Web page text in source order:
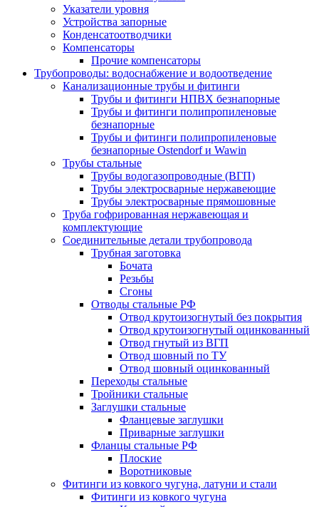
Указатели уровня
Устройства запорные
Конденсатоотводчики
Компенсаторы
Прочие компенсаторы
Трубопроводы: водоснабжение и водоотведение
Канализационные трубы и фитинги
Трубы и фитинги НПВХ безнапорные
Трубы и фитинги полипропиленовые
безнапорные
Трубы и фитинги полипропиленовые
безнапорные Ostendorf и Wawin
Трубы стальные
Трубы водогазопроводные (ВГП)
Трубы электросварные нержавеющие
Трубы электросварные прямошовные
Труба гофрированная нержавеющая и
комплектующие
Соединительные детали трубопровода
Трубная заготовка
Бочата
Резьбы
Сгоны
Отводы стальные РФ
Отвод крутоизогнутый без покрытия
Отвод крутоизогнутый оцинкованный
Отвод гнутый из ВГП
Отвод шовный по ТУ
Отвод шовный оцинкованный
Переходы стальные
Тройники стальные
Заглушки стальные
Фланцевые заглушки
Приварные заглушки
Фланцы стальные РФ
Плоские
Воротниковые
Фитинги из ковкого чугуна, латуни и стали
Фитинги из ковкого чугуна